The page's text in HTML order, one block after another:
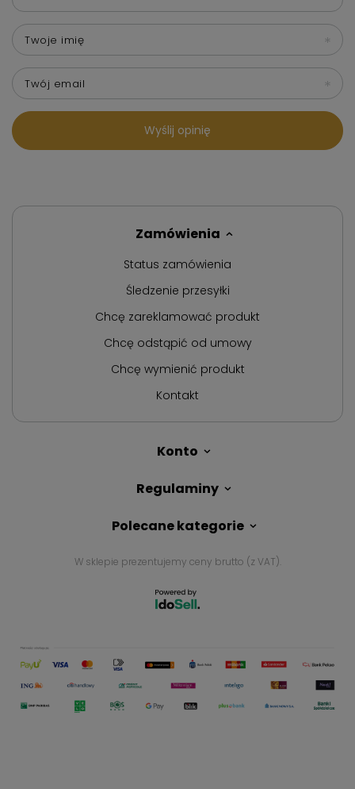
Twoje imię
Twój email
Wyślij opinię
Zamówienia
Status zamówienia
Śledzenie przesyłki
Chcę zareklamować produkt
Chcę odstąpić od umowy
Chcę wymienić produkt
Kontakt
Konto
Regulaminy
Polecane kategorie
W sklepie prezentujemy ceny brutto (z VAT).